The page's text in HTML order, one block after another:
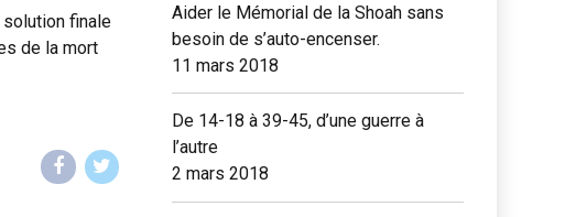
solution finale
de la mort
Aider le Mémorial de la Shoah sans
besoin de s’auto-encenser.
11 mars 2018
De 14-18 à 39-45, d’une guerre à
l’autre
2 mars 2018